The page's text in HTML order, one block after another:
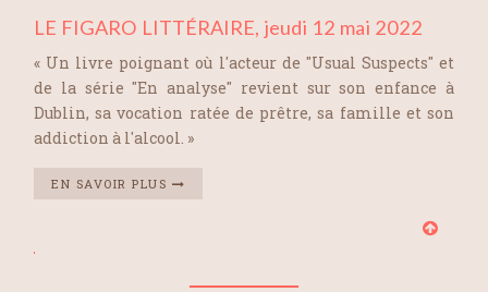
LE FIGARO LITTÉRAIRE, jeudi 12 mai 2022
« Un livre poignant où l'acteur de "Usual Suspects" et
de la série "En analyse" revient sur son enfance à
Dublin, sa vocation ratée de prêtre, sa famille et son
addiction à l'alcool. »
EN SAVOIR PLUS